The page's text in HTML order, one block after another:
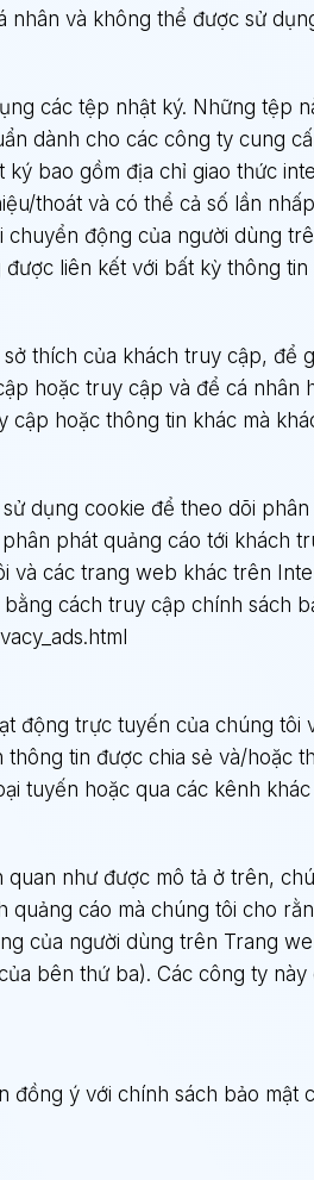
nhân và không thể được sử
các tệp nhật ký. Những tệp
dành cho các công ty cung
bao gồm địa chỉ giao thức
thoát và có thể cả số lần
động của người dùng
liên kết với bất kỳ thông
thích của khách truy cập, để
hoặc truy cập và để cá nhân
hoặc thông tin khác mà
dụng cookie để theo dõi
phát quảng cáo tới khách
và các trang web khác trên
cách truy cập chính sách
động trực tuyến của chúng tôi
tin được chia sẻ và/hoặc
tuyến hoặc qua các kênh
quan như được mô tả ở trên,
cáo mà chúng tôi cho
của người dùng trên Trang
bên thứ ba). Các công ty
ý với chính sách bảo mật